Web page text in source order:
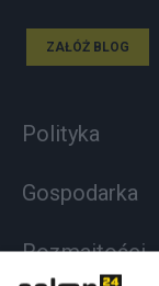
ZAŁÓŻ BLOG
Polityka
Gospodarka
Rozmaitości